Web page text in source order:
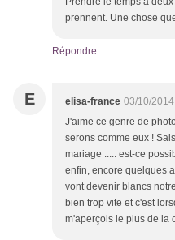
prennent. Une chose
Répondre
E elisa-france 03/10/
J'aime ce genre de
serons comme eux !
mariage ..... est-ce
enfin, encore quelques
vont devenir blancs
bien trop vite et c'est
m'aperçois le plus de la